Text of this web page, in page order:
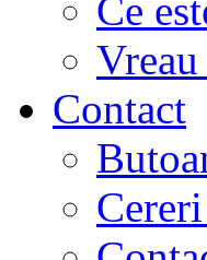
Ce
Contact